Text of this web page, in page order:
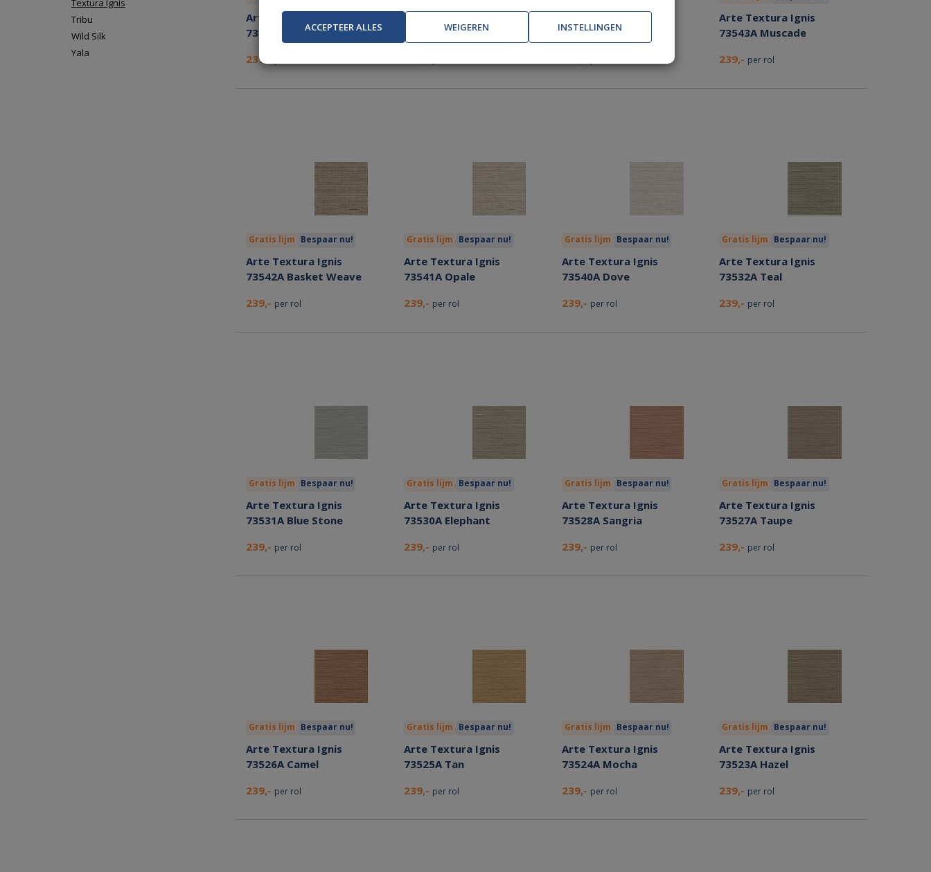
Arte Textura Ignis
73546A Hazelnut
239,-
Arte Textura Ignis
73545A Tartuffo
Arte Textura Ignis
73544A Albast
Arte Textura Ignis
73543A Muscade
239,- per rol
Gratis lijm Bespaar nu!
Arte Textura Ignis
73542A Basket Weave
239,- per rol
Gratis lijm Bespaar nu!
Arte Textura Ignis
73541A Opale
239,- per rol
Gratis lijm Bespaar nu!
Arte Textura Ignis
73540A Dove
239,- per rol
Gratis lijm Bespaar nu!
Arte Textura Ignis
73532A Teal
239,- per rol
Gratis lijm Bespaar nu!
Arte Textura Ignis
73531A Blue Stone
239,- per rol
Gratis lijm Bespaar nu!
Arte Textura Ignis
73530A Elephant
239,- per rol
Gratis lijm Bespaar nu!
Arte Textura Ignis
73528A Sangria
239,- per rol
Gratis lijm Bespaar nu!
Arte Textura Ignis
73527A Taupe
239,- per rol
Gratis lijm Bespaar nu!
Arte Textura Ignis
73526A Camel
239,- per rol
Gratis lijm Bespaar nu!
Arte Textura Ignis
73525A Tan
239,- per rol
Gratis lijm Bespaar nu!
Arte Textura Ignis
73524A Mocha
239,- per rol
Gratis lijm Bespaar nu!
Arte Textura Ignis
73523A Hazel
239,- per rol
Textura Ignis
Tribu
Wild Silk
Yala
ACCEPTEER ALLES WEIGEREN INSTELLINGEN